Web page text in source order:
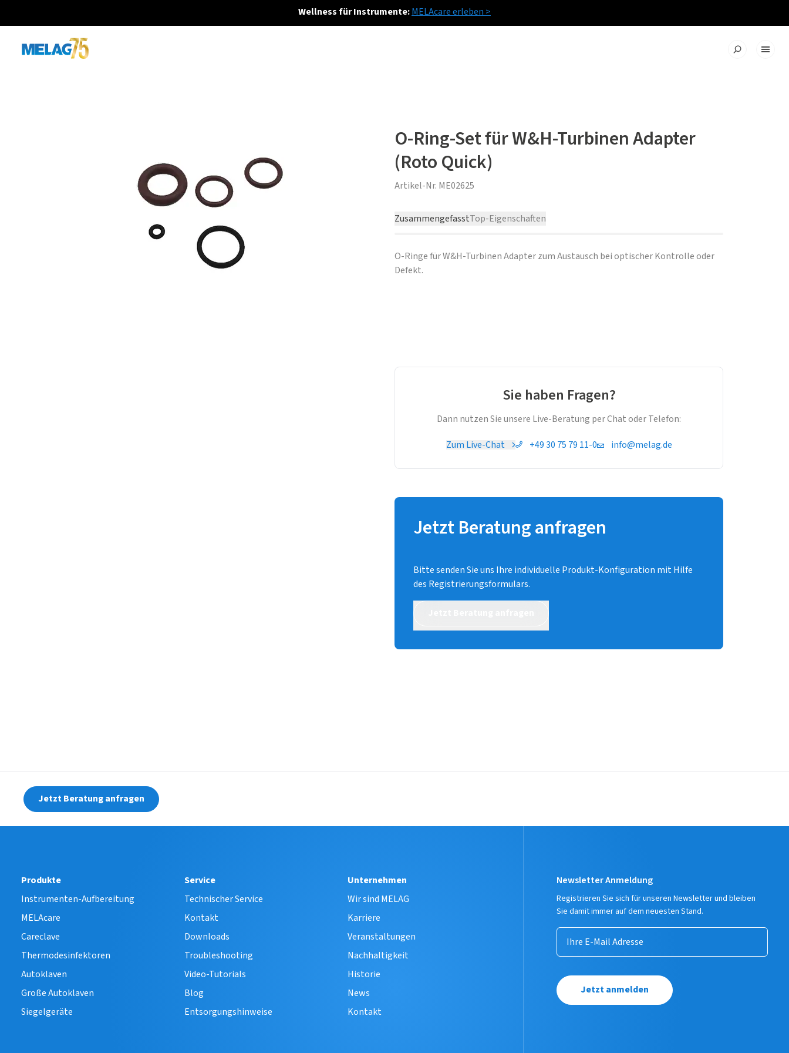
Wellness für Instrumente:MELAcare erleben >
O-Ring-Set für W&H-Turbinen Adapter
(Roto Quick)
Artikel-Nr. ME02625
ZusammengefasstTop-Eigenschaften
O-Ringe für W&H-Turbinen Adapter zum Austausch bei optischer Kontrolle oder
Defekt.
Sie haben Fragen?
Dann nutzen Sie unsere Live-Beratung per Chat oder Telefon:
Zum Live-Chat
+49 30 75 79 11-0 info@melag.de
Jetzt Beratung anfragen
Bitte senden Sie uns Ihre individuelle Produkt-Konfiguration mit Hilfe
des Registrierungsformulars.
Jetzt Beratung anfragen
Newsletter Anmeldung
Registrieren Sie sich für unseren Newsletter und bleiben
Sie damit immer auf dem neuesten Stand.
Jetzt anmelden
Produkte
Instrumenten-Aufbereitung
MELAcare
Careclave
Thermodesinfektoren
Autoklaven
Große Autoklaven
Siegelgeräte
Service
Technischer Service
Kontakt
Downloads
Troubleshooting
Video-Tutorials
Blog
Entsorgungshinweise
Unternehmen
Wir sind MELAG
Karriere
Veranstaltungen
Nachhaltigkeit
Historie
News
Kontakt